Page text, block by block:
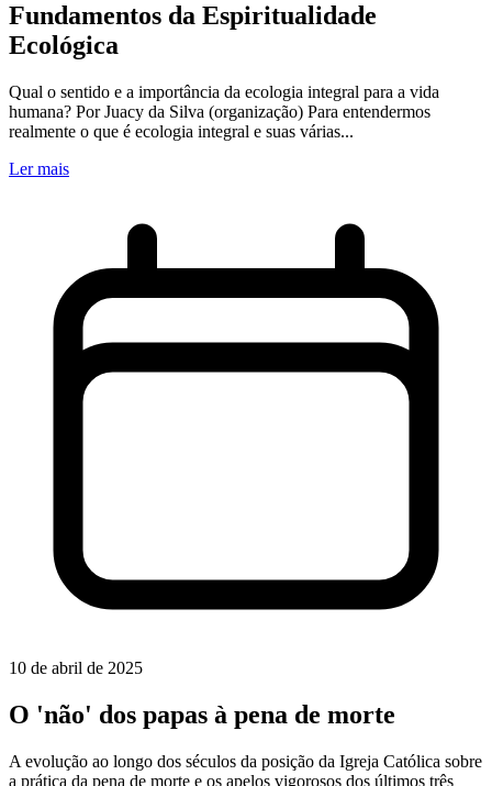
Fundamentos da Espiritualidade
Ecológica
Qual o sentido e a importância da ecologia integral para a vida
humana? Por Juacy da Silva (organização) Para entendermos
realmente o que é ecologia integral e suas várias...
Ler mais
10 de abril de 2025
O 'não' dos papas à pena de morte
A evolução ao longo dos séculos da posição da Igreja Católica sobre
a prática da pena de morte e os apelos vigorosos dos últimos três